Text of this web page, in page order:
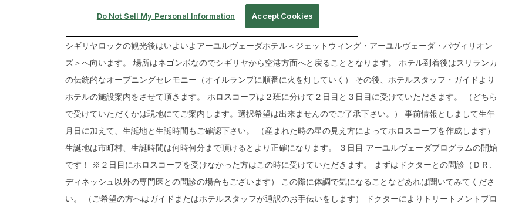
シギリヤロックの観光後はいよいよアーユルヴェーダホテル＜ジェットウィング・アーユルヴェーダ・パヴィリオン
ズ＞へ向います。 場所はネゴンボなのでシギリヤから空港方面へと戻ることとなります。 ホテル到着後はスリランカ
の伝統的なオープニングセレモニー（オイルランプに順番に火を灯していく） その後、ホテルスタッフ・ガイドより
ホテルの施設案内をさせて頂きます。 ホロスコープは２班に分けて２日目と３日目に受けていただきます。 （どちら
で受けていただくかは現地にてご案内します。選択希望は出来ませんのでご了承下さい。） 事前情報としまして生年
月日に加えて、生誕地と生誕時間もご確認下さい。 （産まれた時の星の見え方によってホロスコープを作成します）
生誕地は市町村、生誕時間は何時何分まで頂けるとより正確になります。 ３日目 アーユルヴェーダプログラムの開始
です！ ※２日目にホロスコープを受けなかった方はこの時に受けていただきます。 まずはドクターとの問診（ＤＲ.
ディネッシュ以外の専門医との問診の場合もございます） この際に体調で気になることなどあれば聞いてみてくださ
い。 （ご希望の方へはガイドまたはホテルスタッフが通訳のお手伝いをします） ドクターによりトリートメントプロ